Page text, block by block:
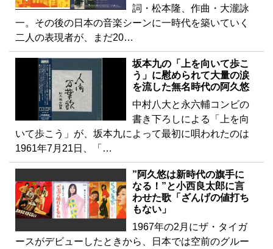
詞・松本隆、作曲・大瀧詠
一。その後の日本の音楽シーンに一時代を築いていく
二人の表現者が、まだ20…
坂本九の「上を向いて歩こ
う」に慰められて大量の涙
を流した無名時代の阿久悠
中村八大と永六輔コンビの
書き下ろしによる「上を向
いて歩こう」が、坂本九によって最初に唄われたのは
1961年7月21日、「…
”阿久悠は新時代の旗手に
なる！”と小西良太郎に言
わせた歌「ざんげの値打ち
もない」
1967年の2月にザ・タイガ
ースがデビューしたときから、日本では空前のグルー